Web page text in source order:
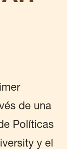
de una
Políticas
y el